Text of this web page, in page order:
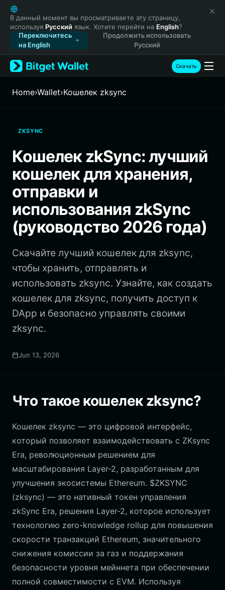
English
日本語
Tiếng Việt
Русский
Español (Latinoamérica)
Türkçe
Français
繁體中文
Bahasa Indonesia
ภาษาไทย
Español
Português (Brasil)
Español (Argentina)
В данный момент вы просматриваете эту страницу,
используя Русский язык. Хотите перейти на English?
Переключитесь
на English
Продолжить использовать
Русский
Скачать
Home›Wallet›Кошелек zksync
ZKSYNC
Кошелек zkSync: лучший
кошелек для хранения,
отправки и
использования zkSync
(руководство 2026 года)
Скачайте лучший кошелек для zksync,
чтобы хранить, отправлять и
использовать zksync. Узнайте, как создать
кошелек для zksync, получить доступ к
DApp и безопасно управлять своими
zksync.
Jun 13, 2026
Что такое кошелек zksync?
Кошелек zksync — это цифровой интерфейс,
который позволяет взаимодействовать с ZKsync
Era, революционным решением для
масштабирования Layer-2, разработанным для
улучшения экосистемы Ethereum. $ZKSYNC
(zksync) — это нативный токен управления
zkSync Era, решения Layer-2, которое использует
технологию zero-knowledge rollup для повышения
скорости транзакций Ethereum, значительного
снижения комиссии за газ и поддержания
безопасности уровня мейннета при обеспечении
полной совместимости с EVM. Используя